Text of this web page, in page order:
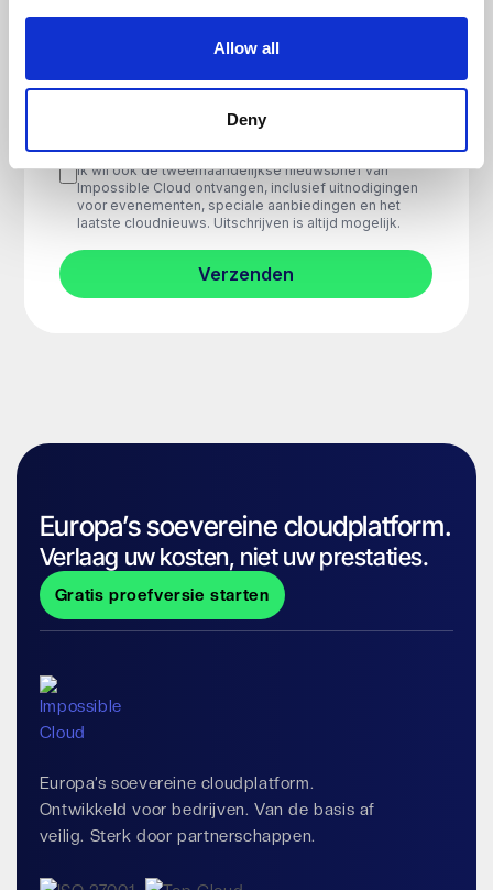
Allow all
Deny
Europa’s soevereine cloudplatform.
Verlaag uw kosten, niet uw prestaties.
Gratis proefversie starten
Europa’s soevereine cloudplatform.
Ontwikkeld voor bedrijven. Van de basis af
veilig. Sterk door partnerschappen.